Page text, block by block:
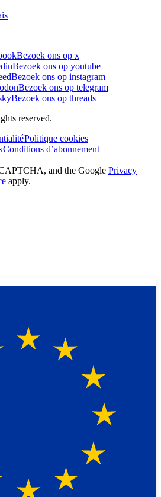
Bezoek ons op x
Bezoek ons op youtube
Bezoek ons op instagram
Bezoek ons op telegram
Bezoek ons op threads
reserved.
Politique cookies
Conditions d’abonnement
and the Google Privacy
apply.